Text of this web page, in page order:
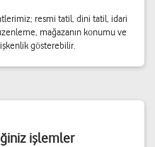
resmi tatil, dini tatil, idari
mağazanın konumu ve
gösterebilir.
işlemler